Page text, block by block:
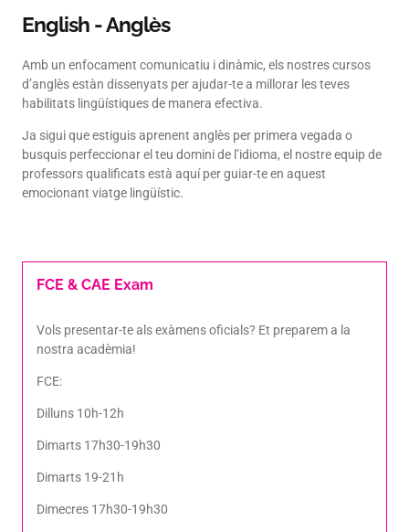
English - Anglès
Amb un enfocament comunicatiu i dinàmic, els nostres cursos
d’anglès estàn dissenyats per ajudar-te a millorar les teves
habilitats lingüístiques de manera efectiva.
Ja sigui que estiguis aprenent anglès per primera vegada o
busquis perfeccionar el teu domini de l’idioma, el nostre equip de
professors qualificats està aquí per guiar-te en aquest
emocionant viatge lingüístic.
FCE & CAE Exam
Vols presentar-te als exàmens oficials? Et preparem a la
nostra acadèmia!
FCE:
Dilluns 10h-12h
Dimarts 17h30-19h30
Dimarts 19-21h
Dimecres 17h30-19h30